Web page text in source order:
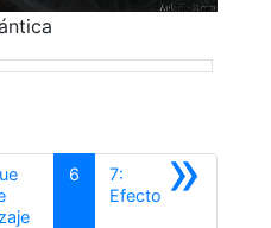
Anterior
6 »
7:
Efecto